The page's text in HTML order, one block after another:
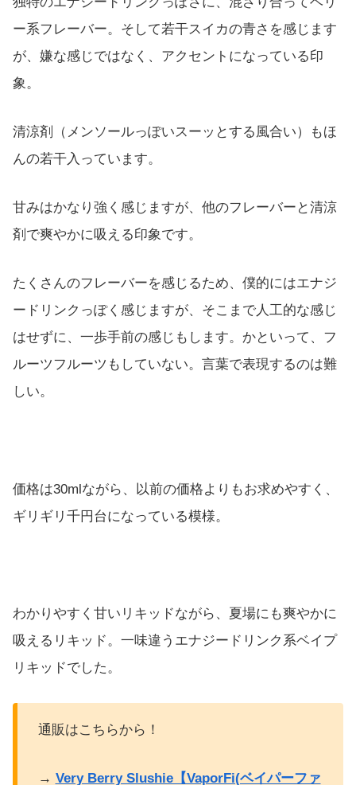
ー系フレーバー。そして若干スイカの青さを感じます
が、嫌な感じではなく、アクセントになっている印
象。
清涼剤（メンソールっぽいスーッとする風合い）もほ
んの若干入っています。
甘みはかなり強く感じますが、他のフレーバーと清涼
剤で爽やかに吸える印象です。
たくさんのフレーバーを感じるため、僕的にはエナジ
ードリンクっぽく感じますが、そこまで人工的な感じ
はせずに、一歩手前の感じもします。かといって、フ
ルーツフルーツもしていない。言葉で表現するのは難
しい。
価格は30mlながら、以前の価格よりもお求めやすく、
ギリギリ千円台になっている模様。
わかりやすく甘いリキッドながら、夏場にも爽やかに
吸えるリキッド。一味違うエナジードリンク系ベイプ
リキッドでした。
通販はこちらから！
→ Very Berry Slushie【VaporFi(ベイパーファ